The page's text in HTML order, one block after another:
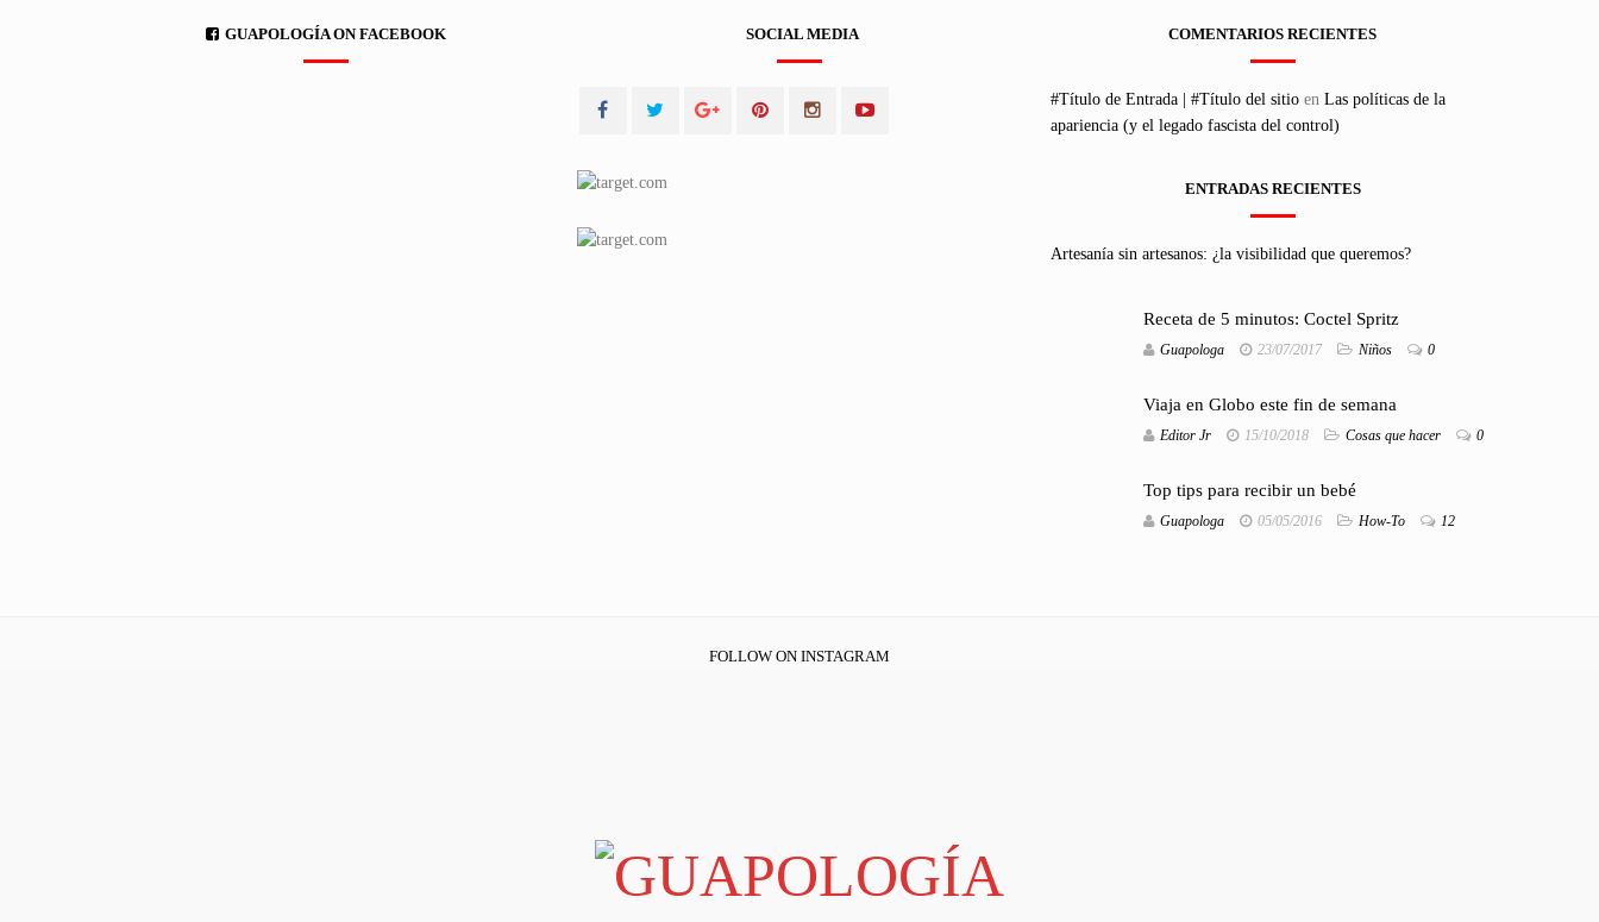
GUAPOLOGÍA ON FACEBOOK SOCIAL MEDIA COMENTARIOS RECIENTES
#Título de Entrada | #Título del sitioen Las políticas de la
apariencia (y el legado fascista del control)
ENTRADAS RECIENTES
Artesanía sin artesanos: ¿la visibilidad que queremos?
Receta de 5 minutos: Coctel Spritz
Guapologa 23/07/2017 Niños 0
Viaja en Globo este fin de semana
Editor Jr 15/10/2018 Cosas que hacer 0
Top tips para recibir un bebé
Guapologa 05/05/2016 How-To 12
FOLLOW ON INSTAGRAM